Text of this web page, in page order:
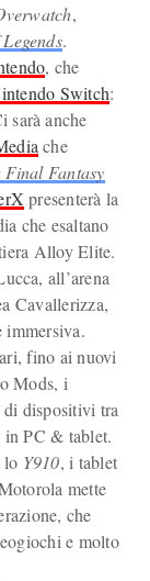
,
.
, che
Switch:
sarà anche
che
Final Fantasy
presenterà la
che esaltano
Alloy Elite.
all’arena
Cavallerizza,
immersiva.
fino ai nuovi
Mods, i
di dispositivi tra
PC & tablet.
lo Y910, i tablet
mette
che
e molto